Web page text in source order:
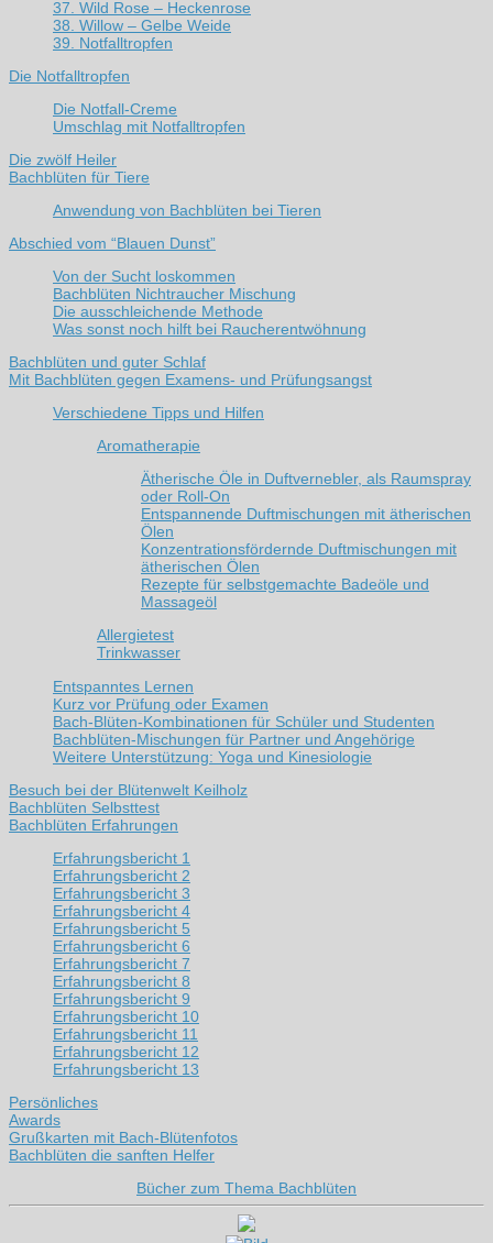
37. Wild Rose – Heckenrose
38. Willow – Gelbe Weide
39. Notfalltropfen
Die Notfalltropfen
Die Notfall-Creme
Umschlag mit Notfalltropfen
Die zwölf Heiler
Bachblüten für Tiere
Anwendung von Bachblüten bei Tieren
Abschied vom “Blauen Dunst”
Von der Sucht loskommen
Bachblüten Nichtraucher Mischung
Die ausschleichende Methode
Was sonst noch hilft bei Raucherentwöhnung
Bachblüten und guter Schlaf
Mit Bachblüten gegen Examens- und Prüfungsangst
Verschiedene Tipps und Hilfen
Aromatherapie
Ätherische Öle in Duftvernebler, als Raumspray
oder Roll-On
Entspannende Duftmischungen mit ätherischen
Ölen
Konzentrationsfördernde Duftmischungen mit
ätherischen Ölen
Rezepte für selbstgemachte Badeöle und
Massageöl
Allergietest
Trinkwasser
Entspanntes Lernen
Kurz vor Prüfung oder Examen
Bach-Blüten-Kombinationen für Schüler und Studenten
Bachblüten-Mischungen für Partner und Angehörige
Weitere Unterstützung: Yoga und Kinesiologie
Besuch bei der Blütenwelt Keilholz
Bachblüten Selbsttest
Bachblüten Erfahrungen
Erfahrungsbericht 1
Erfahrungsbericht 2
Erfahrungsbericht 3
Erfahrungsbericht 4
Erfahrungsbericht 5
Erfahrungsbericht 6
Erfahrungsbericht 7
Erfahrungsbericht 8
Erfahrungsbericht 9
Erfahrungsbericht 10
Erfahrungsbericht 11
Erfahrungsbericht 12
Erfahrungsbericht 13
Persönliches
Awards
Grußkarten mit Bach-Blütenfotos
Bachblüten die sanften Helfer
Bücher zum Thema Bachblüten